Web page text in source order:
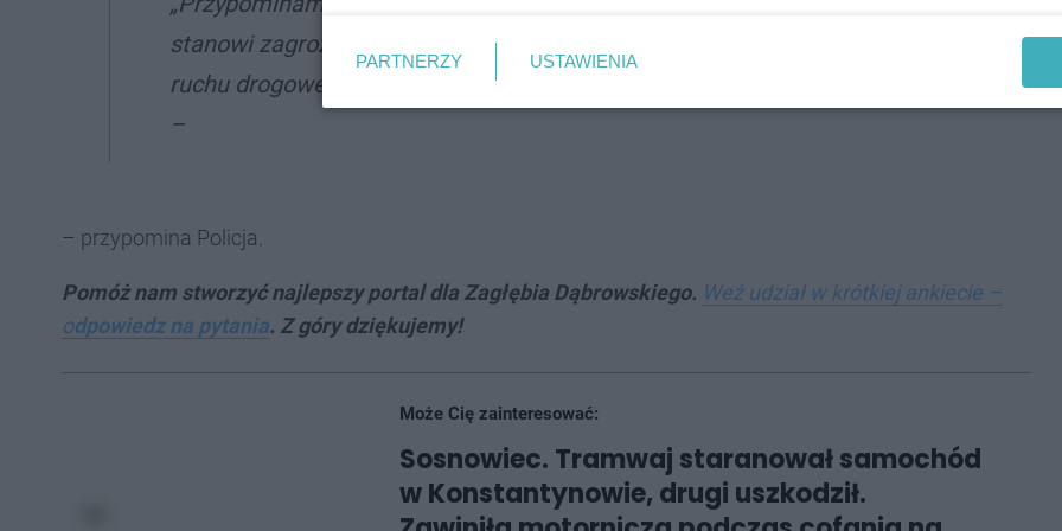
stanowi zagrożenie nie tylko dla rowerzysty, ale również dla innych uczestników
ruchu drogowego.
Nie wahajmy się zgłaszać podejrzanych sytuacji policjantom!
–
– przypomina Policja.
Pomóż nam stworzyć najlepszy portal dla Zagłębia Dąbrowskiego. Weź udział w krótkiej ankiecie –
odpowiedz na pytania. Z góry dziękujemy!
Może Cię zainteresować:
Sosnowiec. Tramwaj staranował samochód
w Konstantynowie, drugi uszkodził.
PARTNERZY USTAWIENIA